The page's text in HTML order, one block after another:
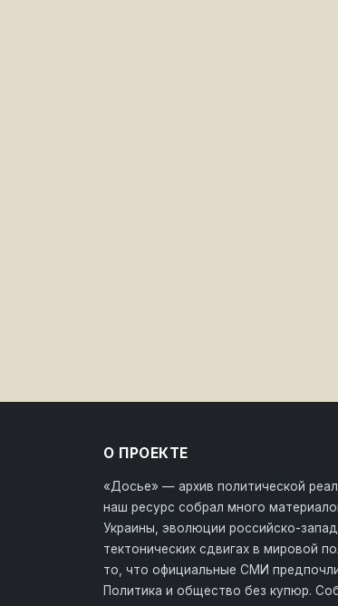
О ПРОЕКТЕ
«Досье» — архив политической
наш ресурс собрал много
Украины, эволюции российско-
тектонических сдвигах в мировой
то, что официальные СМИ
Политика и общество без купюр.